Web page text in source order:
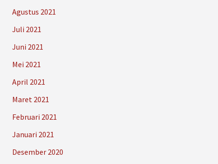
Agustus 2021
Juli 2021
Juni 2021
Mei 2021
April 2021
Maret 2021
Februari 2021
Januari 2021
Desember 2020